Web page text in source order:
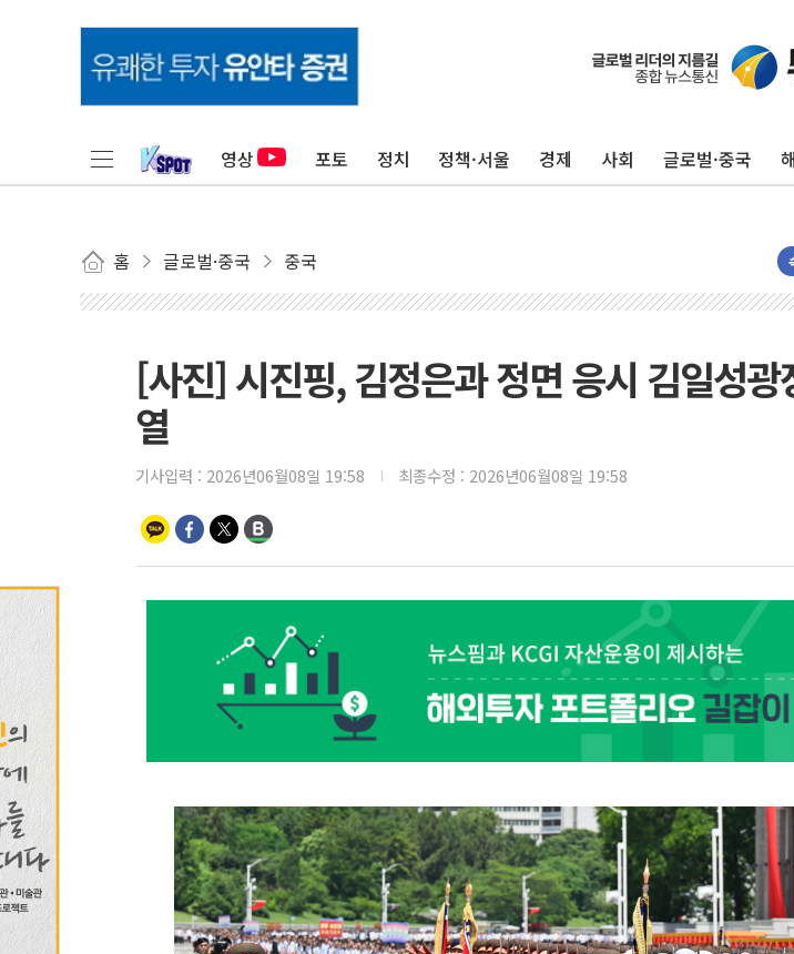
영상 포토 정치 정책·서울 경제 사회 글로벌·중국
홈 글로벌·중국 중국
[사진] 시진핑, 김정은과 정면 응시 김일성광
열
기사입력 : 2026년06월08일 19:58 최종수정 : 2026년06월08일 19:58